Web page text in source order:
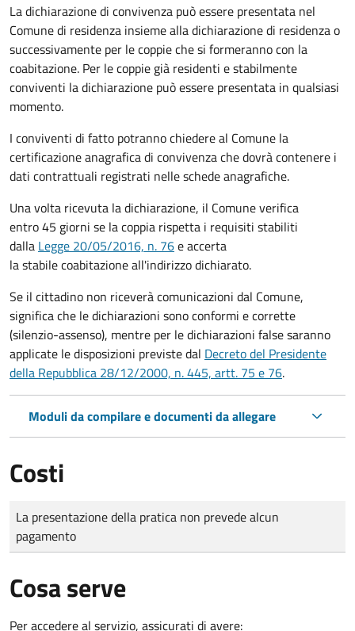
La dichiarazione di convivenza può essere presentata nel
Comune di residenza insieme alla dichiarazione di residenza o
successivamente per le coppie che si formeranno con la
coabitazione. Per le coppie già residenti e stabilmente
conviventi la dichiarazione può essere presentata in qualsiasi
momento.
I conviventi di fatto potranno chiedere al Comune la
certificazione anagrafica di convivenza che dovrà contenere i
dati contrattuali registrati nelle schede anagrafiche.
Una volta ricevuta la dichiarazione, il Comune verifica
entro 45 giorni se la coppia rispetta i requisiti stabiliti
dalla Legge 20/05/2016, n. 76e accerta
la stabile coabitazione all'indirizzo dichiarato.
Se il cittadino non riceverà comunicazioni dal Comune,
significa che le dichiarazioni sono conformi e corrette
(silenzio-assenso), mentre per le dichiarazioni false saranno
applicate le disposizioni previste dal Decreto del Presidente
della Repubblica 28/12/2000, n. 445, artt. 75 e 76.
Moduli da compilare e documenti da allegare
Costi
Tipo di pagamento
Importo
La presentazione della pratica non prevede alcun
pagamento
Cosa serve
Per accedere al servizio, assicurati di avere: